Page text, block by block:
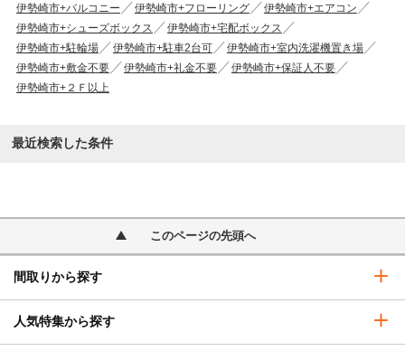
伊勢崎市+バルコニー
伊勢崎市+フローリング
伊勢崎市+エアコン
伊勢崎市+シューズボックス
伊勢崎市+宅配ボックス
伊勢崎市+駐輪場
伊勢崎市+駐車2台可
伊勢崎市+室内洗濯機置き場
伊勢崎市+敷金不要
伊勢崎市+礼金不要
伊勢崎市+保証人不要
伊勢崎市+２Ｆ以上
最近検索した条件
このページの先頭へ
間取りから探す
人気特集から探す